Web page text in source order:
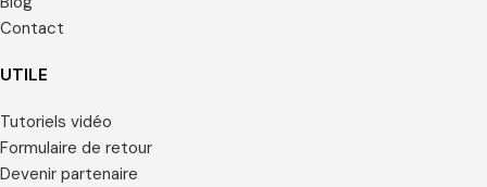
Contact
UTILE
Tutoriels vidéo
Formulaire de retour
Devenir partenaire